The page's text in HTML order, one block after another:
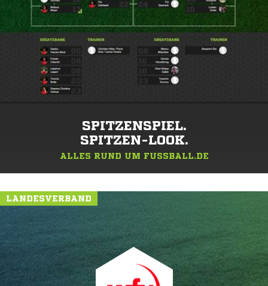
SPITZENSPIEL.
SPITZEN-LOOK.
ALLES RUND UM FUSSBALL.DE
LANDESVERBAND